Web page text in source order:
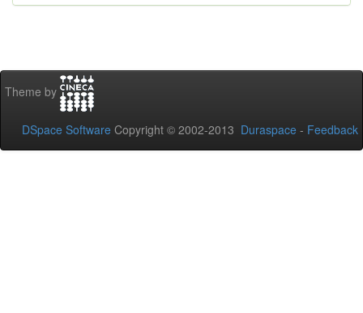
Theme by
DSpace Software Copyright © 2002-2013 Duraspace - Feedback